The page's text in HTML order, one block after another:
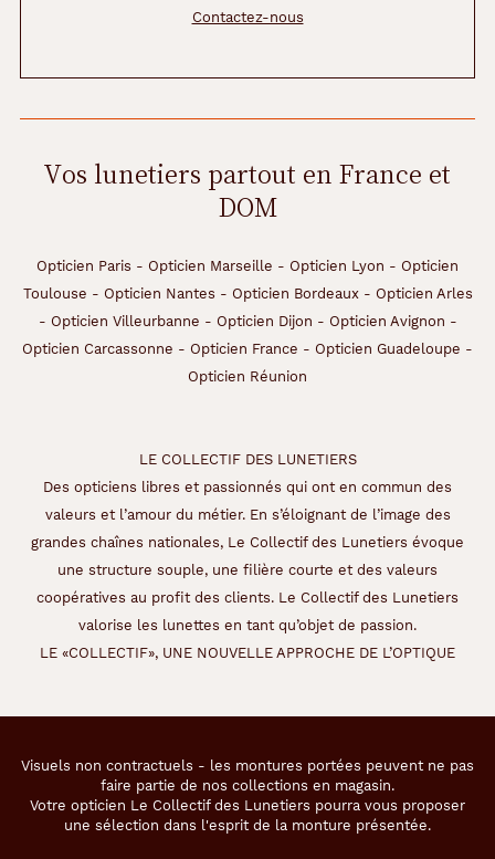
Contactez-nous
Vos lunetiers partout en France et
DOM
Opticien Paris - Opticien Marseille - Opticien Lyon - Opticien
Toulouse - Opticien Nantes - Opticien Bordeaux- Opticien Arles
- Opticien Villeurbanne - Opticien Dijon - Opticien Avignon -
Opticien Carcassonne - Opticien France - Opticien Guadeloupe -
Opticien Réunion
LE COLLECTIF DES LUNETIERS
Des opticiens libres et passionnés qui ont en commun des
valeurs et l’amour du métier. En s’éloignant de l’image des
grandes chaînes nationales, Le Collectif des Lunetiers évoque
une structure souple, une filière courte et des valeurs
coopératives au profit des clients. Le Collectif des Lunetiers
valorise les lunettes en tant qu’objet de passion.
LE «COLLECTIF», UNE NOUVELLE APPROCHE DE L’OPTIQUE
Visuels non contractuels - les montures portées peuvent ne pas
faire partie de nos collections en magasin.
Votre opticien Le Collectif des Lunetiers pourra vous proposer
une sélection dans l'esprit de la monture présentée.